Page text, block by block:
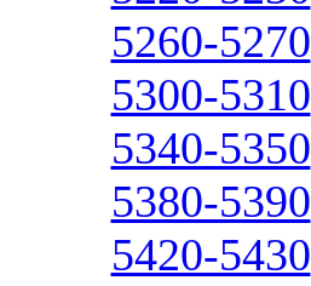
5260-5270
5300-5310
5340-5350
5380-5390
5420-5430